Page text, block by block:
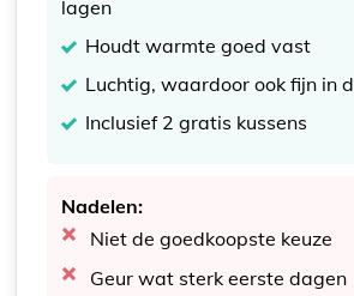
lagen
Houdt warmte goed vast
Luchtig, waardoor ook fijn in
Inclusief 2 gratis kussens
Nadelen:
Niet de goedkoopste keuze
Geur wat sterk eerste dagen